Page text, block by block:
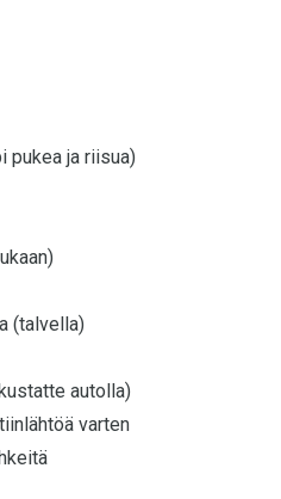
pukea ja riisua)
(talvella)
autolla)
varten